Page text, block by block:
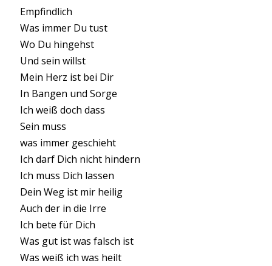
Empfindlich
Was immer Du tust
Wo Du hingehst
Und sein willst
Mein Herz ist bei Dir
In Bangen und Sorge
Ich weiß doch dass
Sein muss
was immer geschieht
Ich darf Dich nicht hindern
Ich muss Dich lassen
Dein Weg ist mir heilig
Auch der in die Irre
Ich bete für Dich
Was gut ist was falsch ist
Was weiß ich was heilt